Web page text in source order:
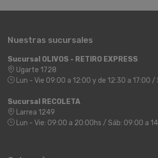
Nuestras sucursales
Sucursal OLIVOS - RETIRO EXPRESS
Ugarte 1728
Lun - Vie 09:00 a 12:00 y de 12:30 a 17:00
Sucursal RECOLETA
Larrea 1249
Lun - Vie: 09:00 a 20:00hs / Sáb: 09:00 a